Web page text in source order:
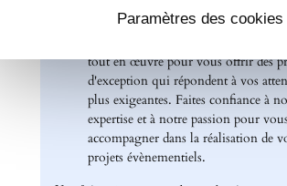
et inoubliables.
tout en œuvre pour vous offrir des
d'exception qui répondent à vos
plus exigeantes. Faites confiance à
expertise et à notre passion pour
accompagner dans la réalisation de
projets évènementiels.
Paramètres des cookies